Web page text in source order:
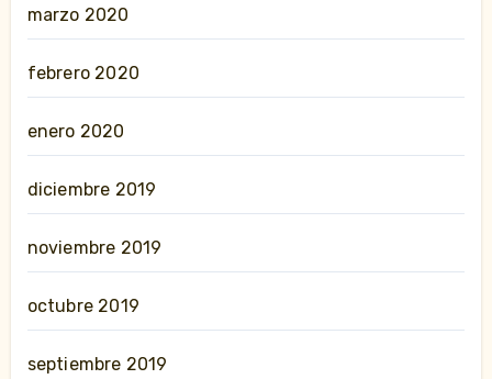
marzo 2020
febrero 2020
enero 2020
diciembre 2019
noviembre 2019
octubre 2019
septiembre 2019